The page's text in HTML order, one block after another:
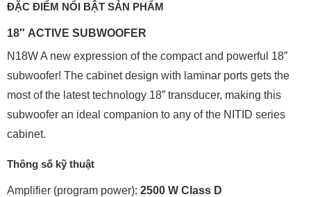
ĐẶC ĐIỂM NỔI BẬT SẢN PHẨM
18″ ACTIVE SUBWOOFER
N18W A new expression of the compact and powerful 18”
subwoofer! The cabinet design with laminar ports gets the
most of the latest technology 18” transducer, making this
subwoofer an ideal companion to any of the NITID series
cabinet.
Thông số kỹ thuật
Amplifier (program power): 2500 W Class D